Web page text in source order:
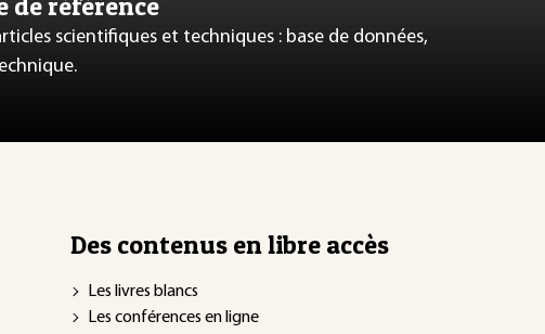
scientifiques et techniques : base de données,
Des contenus en libre accès
Les livres blancs
Les conférences en ligne